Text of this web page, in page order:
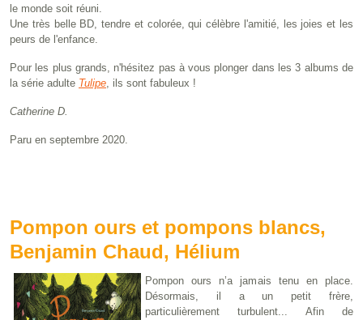
le monde soit réuni.
Une très belle BD, tendre et colorée, qui célèbre l'amitié, les joies et les
peurs de l'enfance.
Pour les plus grands, n'hésitez pas à vous plonger dans les 3 albums de
la série adulte Tulipe , ils sont fabuleux !
Catherine D.
Paru en septembre 2020.
Pompon ours et pompons blancs,
Benjamin Chaud, Hélium
Pompon ours n’a jamais tenu en place.
Désormais, il a un petit frère,
particulièrement turbulent... Afin de